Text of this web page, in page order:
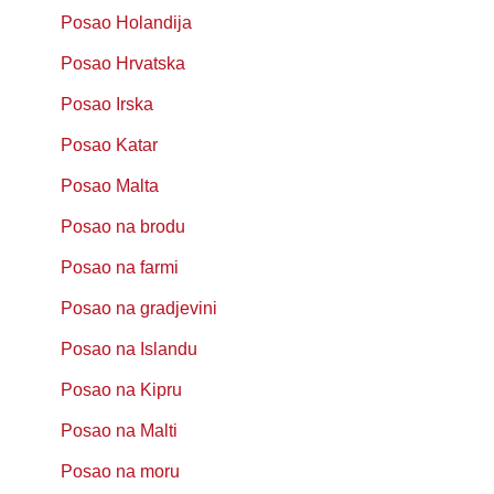
Posao Holandija
Posao Hrvatska
Posao Irska
Posao Katar
Posao Malta
Posao na brodu
Posao na farmi
Posao na gradjevini
Posao na Islandu
Posao na Kipru
Posao na Malti
Posao na moru